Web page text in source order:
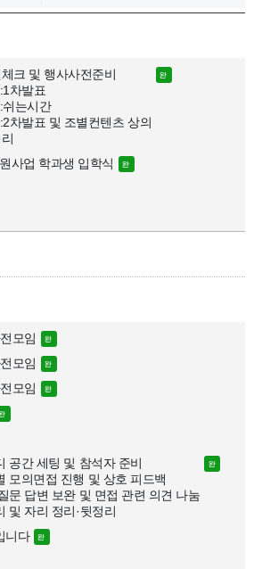
크 및 행사사전준비
차발표
쉬는시간
차발표 및 조별컨텐츠 상의
사업 학과생 입학식
모임
모임
모임
공간 세팅 및 참석자 준비
모의면접 진행 및 상호 피드백
문 답변 보완 및 면접 관련 의견 나눔
및 자리 정리·뒷정리
니다